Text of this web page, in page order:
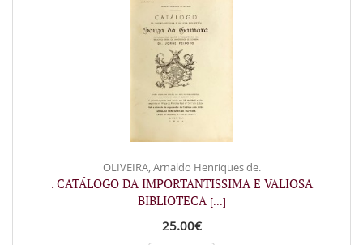
OLIVEIRA, Arnaldo Henriques de.
. CATÁLOGO DA IMPORTANTISSIMA E VALIOSA
BIBLIOTECA [...]
25.00€